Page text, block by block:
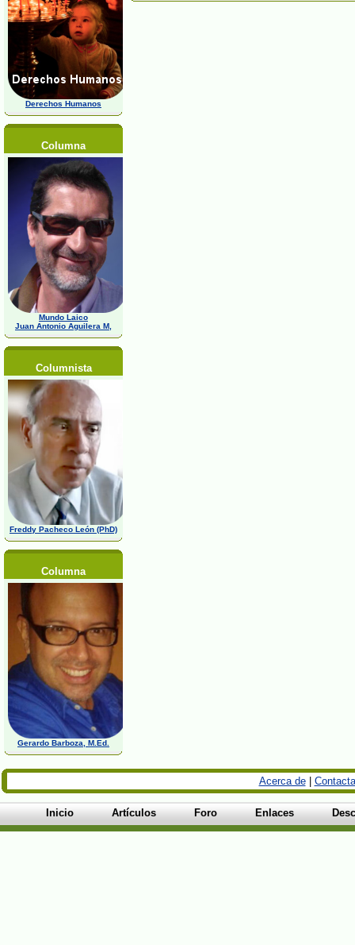
Derechos Humanos
Columna
Mundo Laico
Juan Antonio Aguilera M,
Columnista
Freddy Pacheco León (PhD)
Columna
Gerardo Barboza, M.Ed.
Acerca de|
Inicio Artículos Foro Enlaces